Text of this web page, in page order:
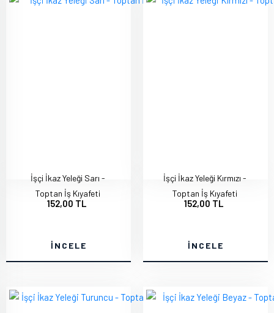
İşçi İkaz Yeleği Sarı -
Toptan İş Kıyafeti
152,00 TL
İNCELE
İşçi İkaz Yeleği Kırmızı -
Toptan İş Kıyafeti
152,00 TL
İNCELE